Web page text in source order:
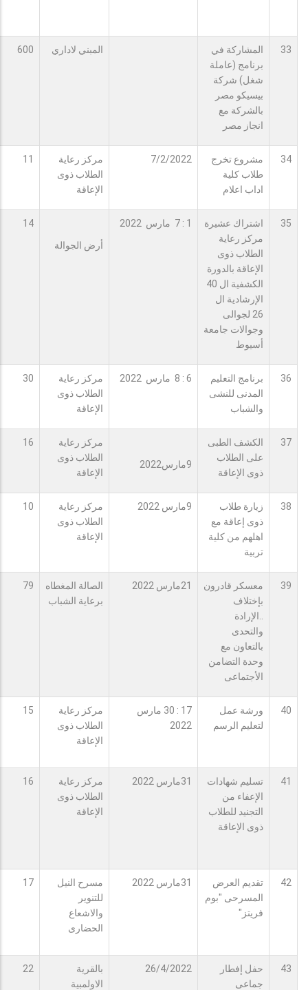
33
المشاركة في
برنامج (عاملة
شغل) شركة
بيسيكو مصر
بالشركة مع
انجاز مصر
المبني لاداري 600
34
مشروع تخرج
طلاب كلية
اداب اعلام
7/2/2022
مركز رعاية
الطلاب ذوى
الإعاقة
11
35
اشتراك عشيرة
مركز رعاية
الطلاب ذوى
الإعاقة بالدورة
الكشفية ال 40
الإرشادية ال
26 لجوالى
وجوالات جامعة
أسيوط
1 : 7 مارس 2022
أرض الجوالة
14
36
برنامج التعليم
المدنى للنشى
والشباب
6 : 8 مارس 2022
مركز رعاية
الطلاب ذوى
الإعاقة
30
37
الكشف الطبى
على الطلاب
ذوى الإعاقة
9مارس2022
مركز رعاية
الطلاب ذوى
الإعاقة
16
38
زيارة طلاب
ذوى إعاقة مع
اهلهم من كلية
تربية
9مارس 2022
مركز رعاية
الطلاب ذوى
الإعاقة
10
39
معسكر قادرون
بإختلاف
..الإرادة
والتحدى
بالتعاون مع
وحدة التضامن
الأجتماعى
21مارس 2022
الصالة المغطاه
برعاية الشباب
79
40
ورشة عمل
لتعليم الرسم
17 : 30 مارس
2022
مركز رعاية
الطلاب ذوى
الإعاقة
15
41
تسليم شهادات
الإعفاء من
التجنيد للطلاب
ذوى الإعاقة
31مارس 2022
مركز رعاية
الطلاب ذوى
الإعاقة
16
42
تقديم العرض
المسرحى "بوم
فريتز"
31مارس 2022
مسرح النيل
للتنوير
والاشعاع
الحضارى
17
43
حفل إفطار
جماعى
26/4/2022
بالقرية
الاولمبية
22